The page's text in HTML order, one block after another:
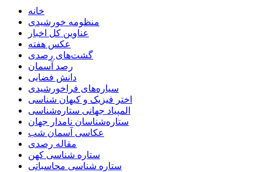
خانه
منظومه خورشیدی
عناوین کل اخبار
عکس هفته
گشت‌های رصدی
رصد آسمان
دانش فضایی
سیاره‌های فراخورشیدی
اختر فیزیک و کیهان شناسی
المپیاد جهانی ستاره‌شناسی
ستاره‌شناسان نامدار جهان
عکاسی آسمان شب
مقاله رصدی
ستاره شناسی کهن
ستاره شناسی محاسباتی